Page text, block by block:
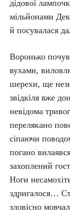
дідової
мільйонами
й посувалася
Воронько
вухами,
шерехи, ще
звідкіля вже
невідома
перелякано
сіпаючи
погано
захоплений
Ноги
здригалося…
зловісно